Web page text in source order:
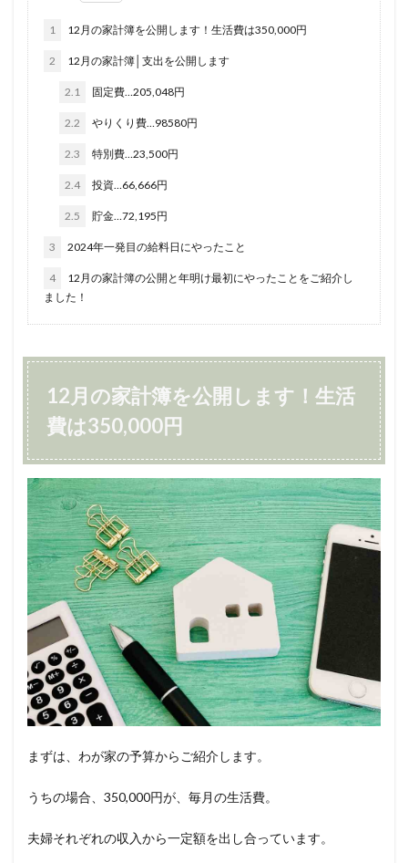
1 12月の家計簿を公開します！生活費は350,000円
2 12月の家計簿│支出を公開します
2.1 固定費…205,048円
2.2 やりくり費…98580円
2.3 特別費…23,500円
2.4 投資…66,666円
2.5 貯金…72,195円
3 2024年一発目の給料日にやったこと
4
12月の家計簿の公開と年明け最初にやったことをご紹介し
ました！
12月の家計簿を公開します！生活
費は350,000円
まずは、わが家の予算からご紹介します。
うちの場合、350,000円が、毎月の生活費。
夫婦それぞれの収入から一定額を出し合っています。